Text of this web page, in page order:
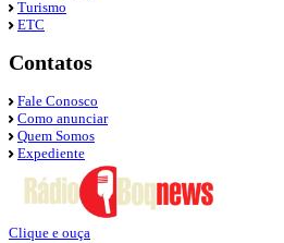
Turismo
ETC
Contatos
Fale Conosco
Como anunciar
Quem Somos
Expediente
Clique e ouça